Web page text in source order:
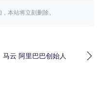
本站将立刻删除。
马云 阿里巴巴创始人